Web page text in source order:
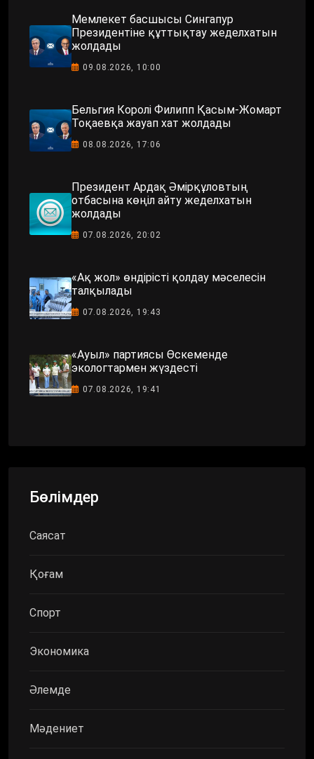
Мемлекет басшысы Сингапур
Президентіне құттықтау жеделхатын
жолдады
09.08.2026, 10:00
Бельгия Королі Филипп Қасым-Жомарт
Тоқаевқа жауап хат жолдады
08.08.2026, 17:06
Президент Ардақ Әмірқұловтың
отбасына көңіл айту жеделхатын
жолдады
07.08.2026, 20:02
«Ақ жол» өндірісті қолдау мәселесін
талқылады
07.08.2026, 19:43
«Ауыл» партиясы Өскеменде
экологтармен жүздесті
07.08.2026, 19:41
Бөлімдер
Саясат
Қоғам
Спорт
Экономика
Әлемде
Мәдениет